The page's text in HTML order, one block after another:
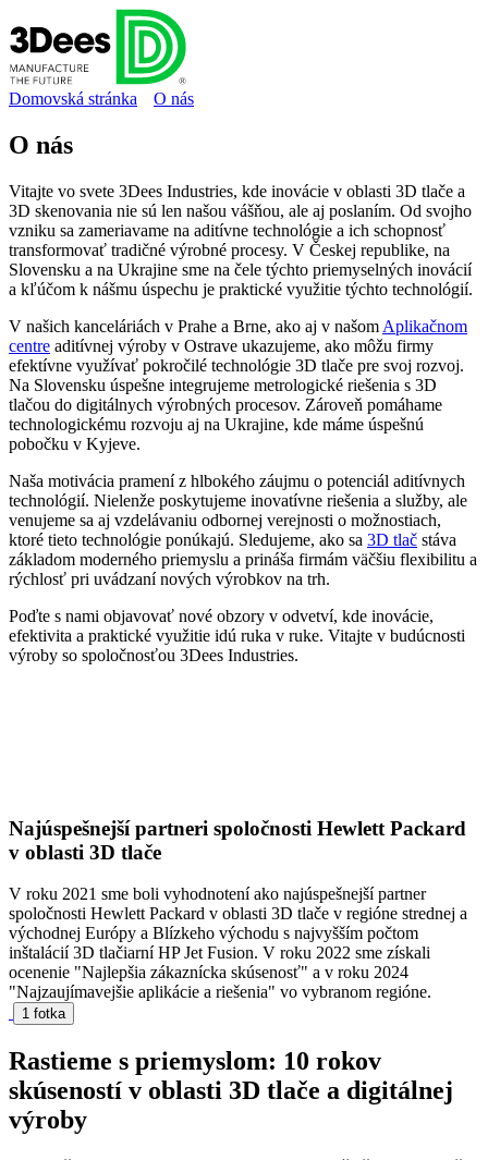
Domovská stránka O nás
O nás
Vitajte vo svete 3Dees Industries, kde inovácie v oblasti 3D tlače a
3D skenovania nie sú len našou vášňou, ale aj poslaním. Od svojho
vzniku sa zameriavame na aditívne technológie a ich schopnosť
transformovať tradičné výrobné procesy. V Českej republike, na
Slovensku a na Ukrajine sme na čele týchto priemyselných inovácií
a kľúčom k nášmu úspechu je praktické využitie týchto technológií.
V našich kanceláriách v Prahe a Brne, ako aj v našom Aplikačnom
centre aditívnej výroby v Ostrave ukazujeme, ako môžu firmy
efektívne využívať pokročilé technológie 3D tlače pre svoj rozvoj.
Na Slovensku úspešne integrujeme metrologické riešenia s 3D
tlačou do digitálnych výrobných procesov. Zároveň pomáhame
technologickému rozvoju aj na Ukrajine, kde máme úspešnú
pobočku v Kyjeve.
Naša motivácia pramení z hlbokého záujmu o potenciál aditívnych
technológií. Nielenže poskytujeme inovatívne riešenia a služby, ale
venujeme sa aj vzdelávaniu odbornej verejnosti o možnostiach,
ktoré tieto technológie ponúkajú. Sledujeme, ako sa 3D tlač stáva
základom moderného priemyslu a prináša firmám väčšiu flexibilitu a
rýchlosť pri uvádzaní nových výrobkov na trh.
Poďte s nami objavovať nové obzory v odvetví, kde inovácie,
efektivita a praktické využitie idú ruka v ruke. Vitajte v budúcnosti
výroby so spoločnosťou 3Dees Industries.
Najúspešnejší partneri spoločnosti Hewlett Packard
v oblasti 3D tlače
V roku 2021 sme boli vyhodnotení ako najúspešnejší partner
spoločnosti Hewlett Packard v oblasti 3D tlače v regióne strednej a
východnej Európy a Blízkeho východu s najvyšším počtom
inštalácií 3D tlačiarní HP Jet Fusion. V roku 2022 sme získali
ocenenie "Najlepšia zákaznícka skúsenosť" a v roku 2024
"Najzaujímavejšie aplikácie a riešenia" vo vybranom regióne.
1 fotka
Rastieme s priemyslom: 10 rokov
skúseností v oblasti 3D tlače a digitálnej
výroby